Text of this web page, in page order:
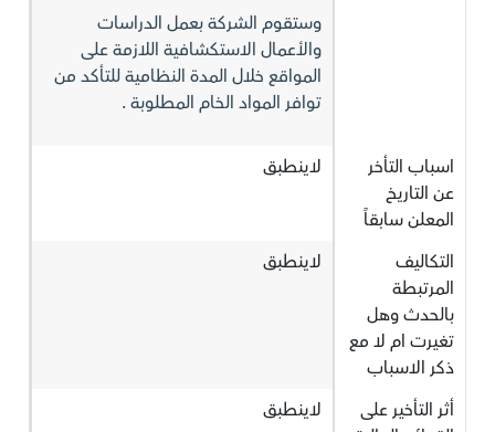
وستقوم الشركة بعمل الدراسات
والأعمال الاستكشافية اللازمة على
المواقع خلال المدة النظامية للتأكد من
توافر المواد الخام المطلوبة .
اسباب التأخر
عن التاريخ
المعلن سابقاً
لاينطبق
التكاليف
المرتبطة
بالحدث وهل
تغيرت ام لا مع
ذكر الاسباب
لاينطبق
أثر التأخير على
لاينطبق